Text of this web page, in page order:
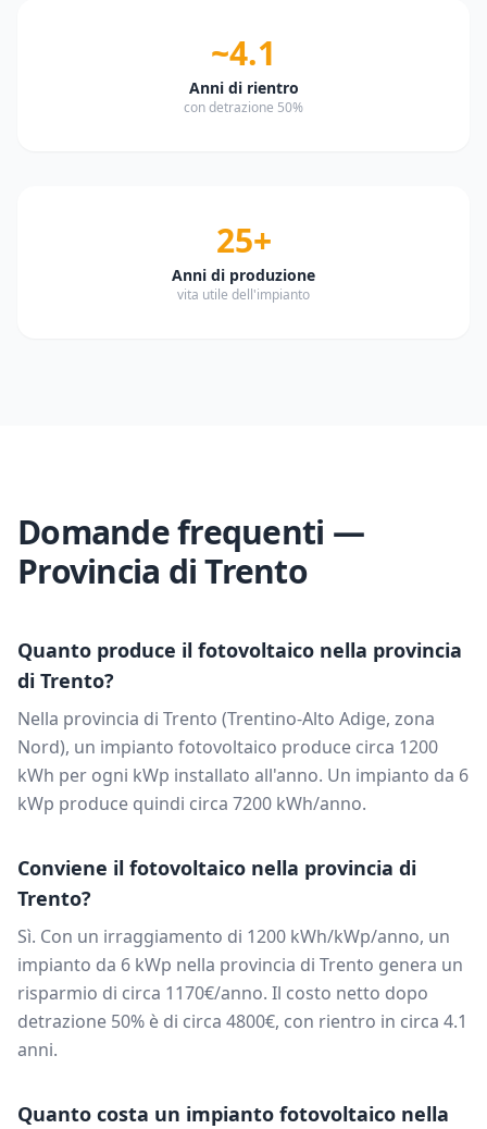
~4.1
Anni di rientro
con detrazione 50%
25+
Anni di produzione
vita utile dell'impianto
Domande frequenti —
Provincia diTrento
Quanto produce il fotovoltaico nella provincia
di Trento?
Nella provincia di Trento (Trentino-Alto Adige, zona
Nord), un impianto fotovoltaico produce circa 1200
kWh per ogni kWp installato all'anno. Un impianto da 6
kWp produce quindi circa 7200 kWh/anno.
Conviene il fotovoltaico nella provincia di
Trento?
Sì. Con un irraggiamento di 1200 kWh/kWp/anno, un
impianto da 6 kWp nella provincia di Trento genera un
risparmio di circa 1170€/anno. Il costo netto dopo
detrazione 50% è di circa 4800€, con rientro in circa 4.1
anni.
Quanto costa un impianto fotovoltaico nella